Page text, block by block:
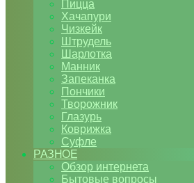
Пицца
Хачапури
Чизкейк
Штрудель
Шарлотка
Манник
Запеканка
Пончики
Творожник
Глазурь
Коврижка
Суфле
РАЗНОЕ
Обзор интернета
Бытовые вопросы